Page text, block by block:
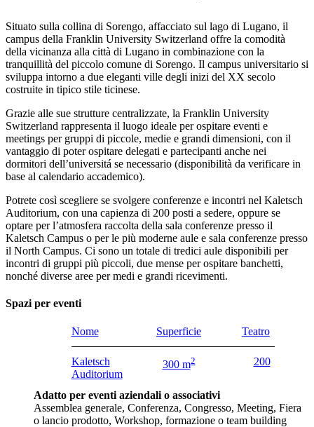
Situato sulla collina di Sorengo, affacciato sul lago di Lugano, il
campus della Franklin University Switzerland offre la comodità
della vicinanza alla città di Lugano in combinazione con la
tranquillità del piccolo comune di Sorengo. Il campus universitario si
sviluppa intorno a due eleganti ville degli inizi del XX secolo
costruite in tipico stile ticinese.
Grazie alle sue strutture centralizzate, la Franklin University
Switzerland rappresenta il luogo ideale per ospitare eventi e
meetings per gruppi di piccole, medie e grandi dimensioni, con il
vantaggio di poter ospitare delegati e partecipanti anche nei
dormitori dell’universitá se necessario (disponibilità da verificare in
base al calendario accademico).
Potrete così scegliere se svolgere conferenze e incontri nel Kaletsch
Auditorium, con una capienza di 200 posti a sedere, oppure se
optare per l’atmosfera raccolta della sala conferenze presso il
Kaletsch Campus o per le più moderne aule e sala conferenze presso
il North Campus. Ci sono un totale di tredici aule disponibili per
incontri di gruppi più piccoli, due mense per ospitare banchetti,
nonché diverse aree per medi e grandi ricevimenti.
Spazi per eventi
Nome Superficie Teatro
Kaletsch
Auditorium
300 m2 200
Adatto per eventi aziendali o associativi
Assemblea generale, Conferenza, Congresso, Meeting, Fiera
o lancio prodotto, Workshop, formazione o team building